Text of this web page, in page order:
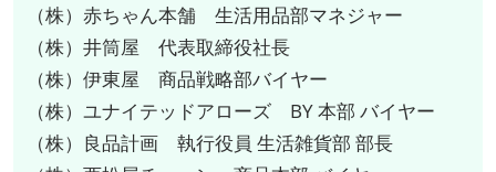
（株）赤ちゃん本舗 生活用品部マネジャー
（株）井筒屋 代表取締役社長
（株）伊東屋 商品戦略部バイヤー
（株）ユナイテッドアローズ BY 本部 バイヤー
（株）良品計画 執行役員 生活雑貨部 部長